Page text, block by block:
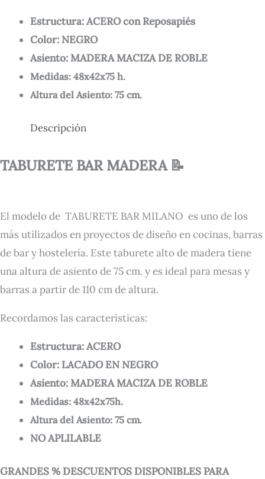
Estructura: ACERO conReposapiés
Color: NEGRO
Asiento: MADERA MACIZA DE ROBLE
Medidas: 48x42x75 h.
Altura del Asiento: 75 cm.
Descripción
TABURETE BAR MADERA 📝
El modelo de TABURETE BAR MILANO es uno de los
más utilizados en proyectos de diseño en cocinas, barras
de bar y hostelería. Este taburete alto de madera tiene
una altura de asiento de 75 cm. y es ideal para mesas y
barras a partir de 110 cm de altura.
Recordamos las características:
Estructura: ACERO
Color: LACADO EN NEGRO
Asiento: MADERA MACIZA DE ROBLE
Medidas: 48x42x75h.
Altura del Asiento: 75 cm.
NO APLILABLE
GRANDES % DESCUENTOS DISPONIBLES PARA